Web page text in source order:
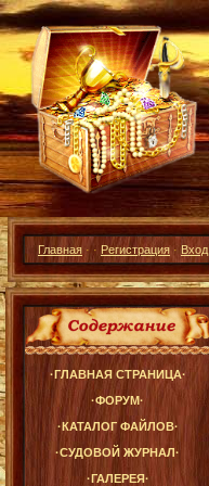
Главная · · Регистрация· Вход
·ГЛАВНАЯ СТРАНИЦА·
·ФОРУМ·
·КАТАЛОГ ФАЙЛОВ·
·СУДОВОЙ ЖУРНАЛ·
·ГАЛЕРЕЯ·